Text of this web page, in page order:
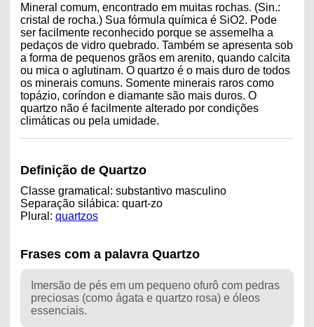
Mineral comum, encontrado em muitas rochas. (Sin.:
cristal de rocha.) Sua fórmula química é SiO2. Pode
ser facilmente reconhecido porque se assemelha a
pedaços de vidro quebrado. Também se apresenta sob
a forma de pequenos grãos em arenito, quando calcita
ou mica o aglutinam. O quartzo é o mais duro de todos
os minerais comuns. Somente minerais raros como
topázio, coríndon e diamante são mais duros. O
quartzo não é facilmente alterado por condições
climáticas ou pela umidade.
Definição de Quartzo
Classe gramatical: substantivo masculino
Separação silábica: quart-zo
Plural: quartzos
Frases com a palavra Quartzo
Imersão de pés em um pequeno ofurô com pedras
preciosas (como ágata e quartzo rosa) e óleos
essenciais.